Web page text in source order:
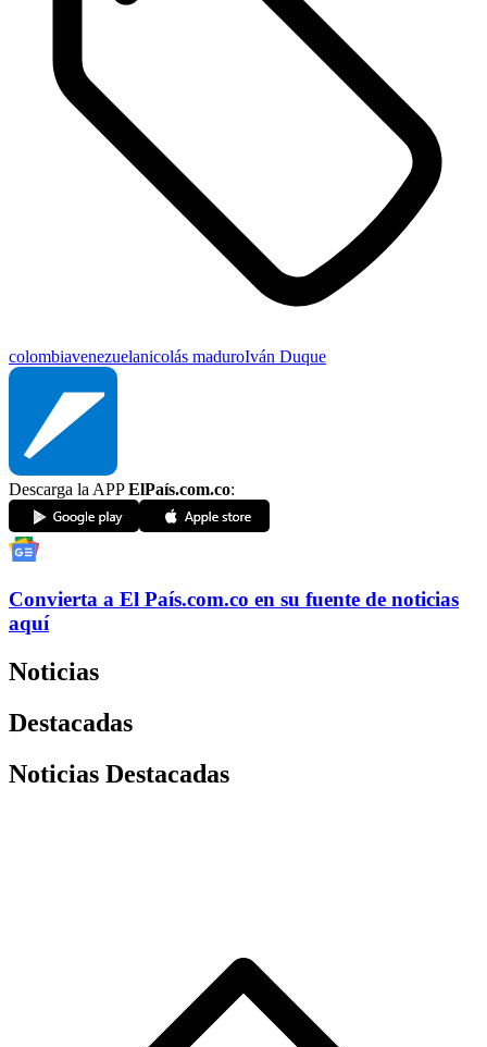
colombiavenezuelanicolás maduroIván Duque
Descarga la APPElPaís.com.co:
Convierta a El País.com.co en su fuente de noticias
aquí
Noticias
Destacadas
Noticias Destacadas